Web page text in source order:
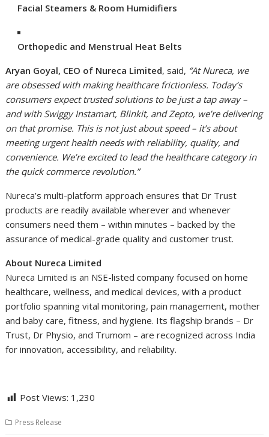
Facial Steamers & Room Humidifiers
Orthopedic and Menstrual Heat Belts
Aryan Goyal, CEO of Nureca Limited, said, “At Nureca, we
are obsessed with making healthcare frictionless. Today’s
consumers expect trusted solutions to be just a tap away –
and with Swiggy Instamart, Blinkit, and Zepto, we’re delivering
on that promise. This is not just about speed – it’s about
meeting urgent health needs with reliability, quality, and
convenience. We’re excited to lead the healthcare category in
the quick commerce revolution.”
Nureca’s multi-platform approach ensures that Dr Trust
products are readily available wherever and whenever
consumers need them – within minutes – backed by the
assurance of medical-grade quality and customer trust.
About Nureca Limited
Nureca Limited is an NSE-listed company focused on home
healthcare, wellness, and medical devices, with a product
portfolio spanning vital monitoring, pain management, mother
and baby care, fitness, and hygiene. Its flagship brands – Dr
Trust, Dr Physio, and Trumom – are recognized across India
for innovation, accessibility, and reliability.
Post Views: 1,230
Press Release